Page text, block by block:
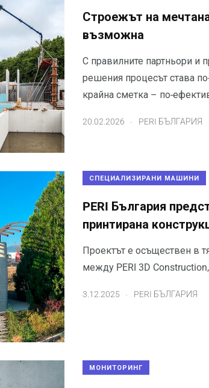
Строежът на
възможна
С правилните партньори и
решения процесът става
крайна сметка – по-
20.02.2026 PERI БЪЛГАРИЯ
СПЕЦИАЛИЗИРАНИ МАШИНИ
PERI България
принтирана
Проектът е осъществен в
между PERI 3D
3.12.2025 PERI БЪЛГАРИЯ
МОНИТОРИНГ